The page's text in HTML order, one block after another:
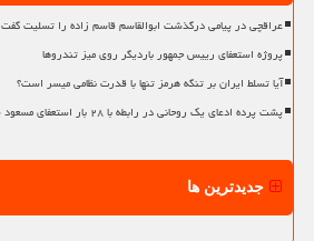
عراقچی در پیامی درگذشت ابوالقاسم قاسم زاده را تسلیت گفت
پروژه استعفای رییس جمهور باردیگر روی میز تندروها
آیا تسلط ایران بر تنگه هرمز تنها با قدرت نظامی میسر است؟
پشت پرده ادعای یک روحانی در رابطه با ۲۸ بار استعفای مسعود پزشکیان
جدیدترین ها